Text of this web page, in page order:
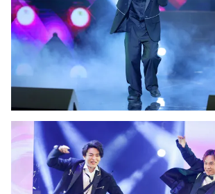
® Cấm sao chép dưới mọi hình thức nếu
thuận bằng văn bản. Ghi rõ nguồn VTV.vn
thông tin từ website này.